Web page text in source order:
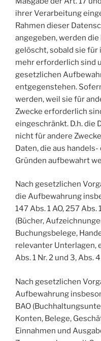
ihrer Verarbeitung
Rahmen dieser
angegeben, werden
gelöscht, sobald sie
mehr erforderlich sind
gesetzlichen
entgegenstehen.
werden, weil sie für
Zwecke erforderlich
eingeschränkt. D.h. die
nicht für andere
Daten, die aus
Gründen aufbewahrt
Nach gesetzlichen
die Aufbewahrung
147 Abs. 1 AO, 257 Abs.
(Bücher,
Buchungsbelege,
relevanter Unterlagen,
Abs. 1 Nr. 2 und 3, Abs.
Nach gesetzlichen
Aufbewahrung
BAO
Konten, Belege,
Einnahmen und